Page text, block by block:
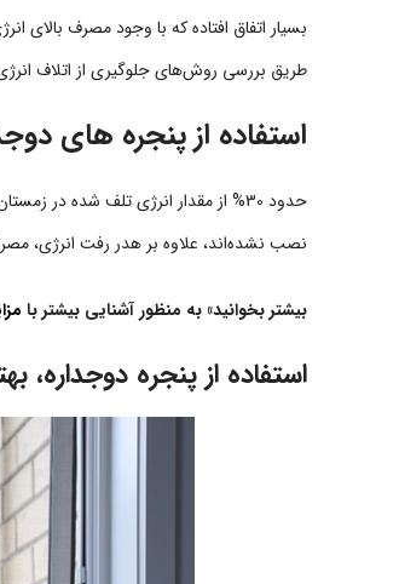
بسیار اتفاق افتاده که با وجود مصرف بالای
طریق بررسی روش‌های جلوگیری از اتلاف
استفاده از پنجره های
حدود 30% از مقدار انرژی تلف شده
نصب نشده‌اند، علاوه بر هدر رفت انرژی،
بیشتر بخوانید» به منظور آشنایی بیشتر با
استفاده از پنجره دوجداره،